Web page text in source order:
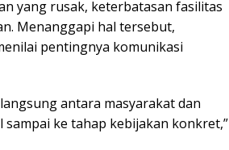
yang rusak, keterbatasan fasilitas
Menanggapi hal tersebut,
pentingnya komunikasi
antara masyarakat dan
sampai ke tahap kebijakan konkret,”